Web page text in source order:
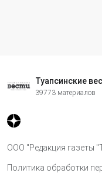
Туапсинские
39773 материалов
ООО "Редакция газеты
Политика обработки